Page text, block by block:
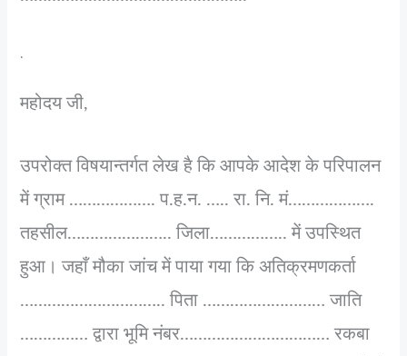
.
महोदय जी,
उपरोक्त विषयान्तर्गत लेख है कि आपके आदेश के परिपालन
में ग्राम ………………. प.ह.न. ….. रा. नि. मं……………….
तहसील………………….. जिला…………….. में उपस्थित
हुआ। जहाँ मौका जांच में पाया गया कि अतिक्रमणकर्ता
………………………….. पिता ……………………… जाति
…………… द्वारा भूमि नंबर…………………………… रकबा